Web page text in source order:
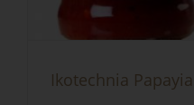
Ikotechnia